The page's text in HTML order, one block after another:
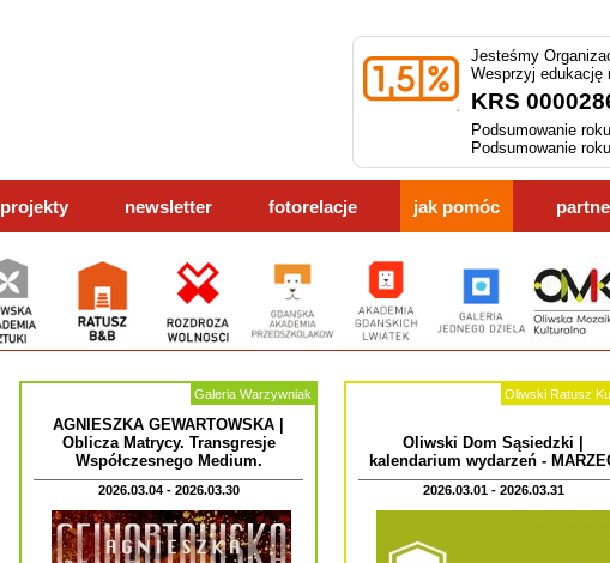
Jesteśmy
Wesprzyj edukację
KRS
Podsumowanie
Podsumowanie
projekty newsletter fotorelacje jak pomóc
Galeria Warzywniak
AGNIESZKA GEWARTOWSKA |
Oblicza Matrycy. Transgresje
Współczesnego Medium.
2026.03.04 - 2026.03.30
Oliwski Ratusz
Oliwski Dom Sąsiedzki |
kalendarium wydarzeń -
2026.03.01 - 2026.03.31